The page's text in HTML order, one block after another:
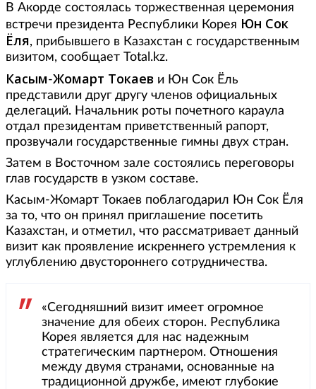
В Акорде состоялась торжественная церемония
встречи президента Республики Корея Юн Сок
Ёля, прибывшего в Казахстан с государственным
визитом, сообщает Total.kz.
Касым-Жомарт Токаев и Юн Сок Ёль
представили друг другу членов официальных
делегаций. Начальник роты почетного караула
отдал президентам приветственный рапорт,
прозвучали государственные гимны двух стран.
Затем в Восточном зале состоялись переговоры
глав государств в узком составе.
Касым-Жомарт Токаев поблагодарил Юн Сок Ёля
за то, что он принял приглашение посетить
Казахстан, и отметил, что рассматривает данный
визит как проявление искреннего устремления к
углублению двустороннего сотрудничества.
«Сегодняшний визит имеет огромное
значение для обеих сторон. Республика
Корея является для нас надежным
стратегическим партнером. Отношения
между двумя странами, основанные на
традиционной дружбе, имеют глубокие